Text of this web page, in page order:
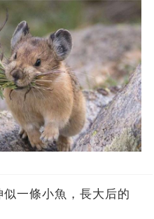
一條小魚，長大后的